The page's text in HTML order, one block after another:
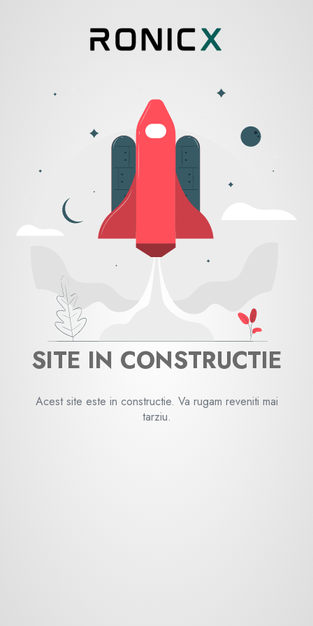
SITE IN CONSTRUCTIE
Acest site este in constructie. Va rugam reveniti mai
tarziu.